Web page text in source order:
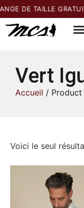
DE TAILLE GRATUIT
Vert
Accueil / Product
Voici le seul